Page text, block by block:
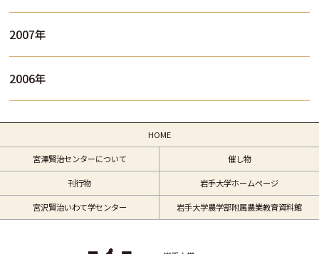
2007年
2006年
HOME
宮澤賢治センターについて 催し物
刊行物 岩手大学ホームページ
宮沢賢治いわて学センター 岩手大学農学部附属農業教育資料館